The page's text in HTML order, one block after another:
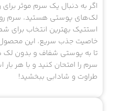
اگر به دنبال یک سرم موثر
لک‌های پوستی هستید، سرم
استتیک بهترین انتخاب برای
خاصیت جذب سریع، این
تا به پوستی شفاف و بدون لک
سرم را امتحان کنید و با هر
طراوت و شادابی ببخشید!